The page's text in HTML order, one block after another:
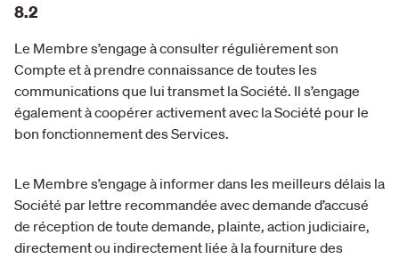
8.2
Le Membre s’engage à consulter régulièrement son
Compte et à prendre connaissance de toutes les
communications que lui transmet la Société. Il s’engage
également à coopérer activement avec la Société pour le
bon fonctionnement des Services.
Le Membre s’engage à informer dans les meilleurs délais la
Société par lettre recommandée avec demande d’accusé
de réception de toute demande, plainte, action judiciaire,
directement ou indirectement liée à la fourniture des